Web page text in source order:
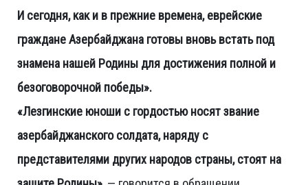
И сегодня, как и в прежние времена, еврейские
граждане Азербайджана готовы вновь встать под
знамена нашей Родины для достижения полной и
безоговорочной победы».
«Лезгинские юноши с гордостью носят звание
азербайджанского солдата, наряду с
представителями других народов страны, стоят на